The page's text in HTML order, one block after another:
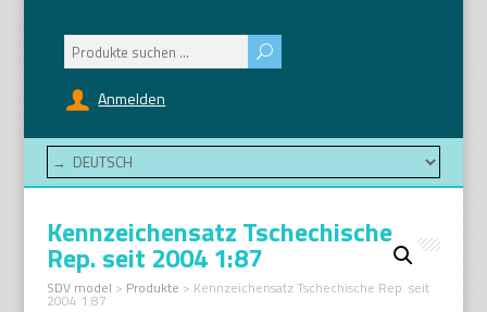
Anmelden
Suchen
nach:
Kennzeichensatz Tschechische
Rep. seit 2004 1:87
SDV model > Produkte > Kennzeichensatz Tschechische Rep. seit
2004 1:87